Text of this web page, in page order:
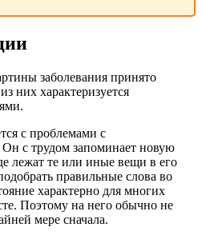
заболевания принято
них характеризуется
с проблемами с
с трудом запоминает новую
лежат те или иные вещи в его
правильные слова во
характерно для многих
Поэтому на него обычно не
мере сначала.